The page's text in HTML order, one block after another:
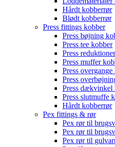
Hårdt kobberrør
Blødt kobberrør
Press fittings kobber
Press bøjning
Press tee kobber
Press
Press muffer
Press
Press
Press dækvinkel
Press slutmuffe
Hårdt kobberrør
Pex fittings & rør
Pex rør til
Pex rør til
Pex rør til